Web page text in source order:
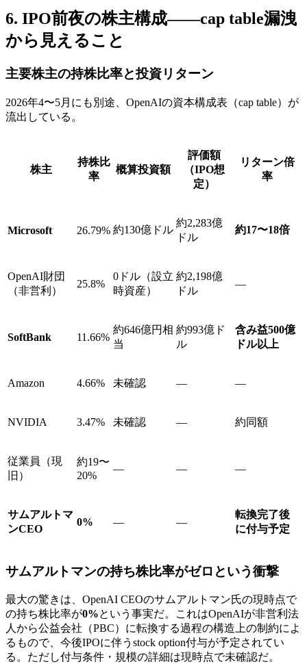
6. IPO前夜の株主構成——cap table漏洩
から見えること
主要株主の持株比率と投資リターン
2026年4〜5月にも別途、OpenAIの資本構成表（cap table）が
流出している。
株主
持株比
率
概算投資額
評価額
（IPO想
定）
リターン倍
率
Microsoft 26.79% 約130億ドル
約2,283億
ドル
約17〜18倍
OpenAI財団
（非営利）
25.8%
0ドル（設立
時資産）
約2,198億
ドル
—
SoftBank 11.66%
約646億円相
当
約993億ド
ル
含み益500億
ドル以上
Amazon 4.66% 未確認 — —
NVIDIA 3.47% 未確認 — 約同額
従業員（現
旧）
約19〜
20%
— — —
サムアルトマ
ンCEO
0% — —
転換完了後
に付与予定
サムアルトマンの持ち株比率がゼロという衝撃
最大の驚きは、OpenAI CEOのサムアルトマン氏の現時点で
の持ち株比率が0%という事実だ。これはOpenAIが非営利法
人から公益会社（PBC）に転換する過程の構造上の制約によ
るもので、今後IPOに伴うstock option付与が予定されてい
る。ただし付与条件・規模の詳細は現時点で未確認だ。